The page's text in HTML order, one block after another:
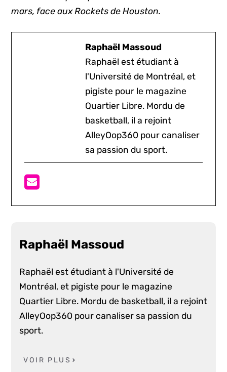
mars, face aux Rockets de Houston.
Raphaël Massoud
Raphaël est étudiant à
l'Université de Montréal, et
pigiste pour le magazine
Quartier Libre. Mordu de
basketball, il a rejoint
AlleyOop360 pour canaliser
sa passion du sport.
Raphaël Massoud
Raphaël est étudiant à l'Université de
Montréal, et pigiste pour le magazine
Quartier Libre. Mordu de basketball, il a rejoint
AlleyOop360 pour canaliser sa passion du
sport.
VOIR PLUS